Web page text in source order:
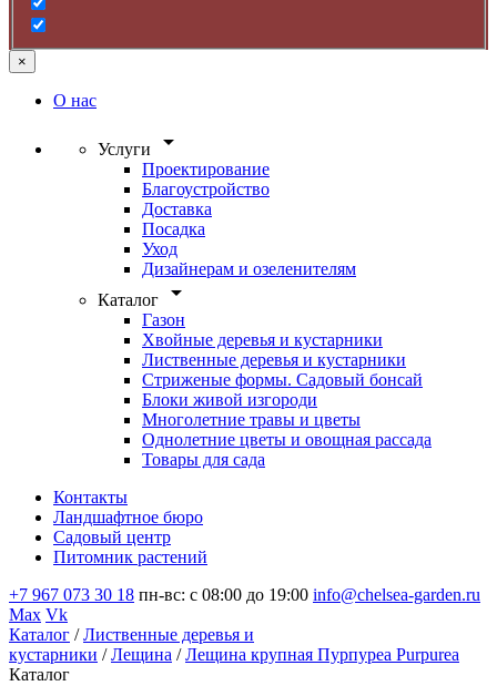
×
О нас
Услуги arrow_drop_down
Проектирование
Благоустройство
Доставка
Посадка
Уход
Дизайнерам и озеленителям
Каталог
arrow_drop_down
Газон
Хвойные деревья и кустарники
Лиственные деревья и кустарники
Стриженые формы. Садовый бонсай
Блоки живой изгороди
Многолетние травы и цветы
Однолетние цветы и овощная рассада
Товары для сада
Контакты
Ландшафтное бюро
Садовый центр
Питомник растений
+7 967 073 30 18 пн-вс: с 08:00 до 19:00 info@chelsea-garden.ru
Max Vk
Каталог /Лиственные деревья и
кустарники /Лещина /Лещина крупная Пурпуреа Purpurea
Каталог